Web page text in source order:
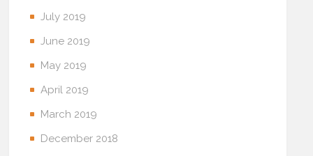
July 2019
June 2019
May 2019
April 2019
March 2019
December 2018